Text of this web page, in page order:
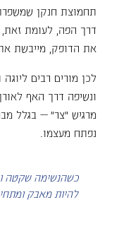
תחמוצת חנקן
דרך הפה, לעומת
את הדופק, מייבשת את
לכן מורים רבים
ונשיפה דרך האף
מרגיש "צר" — בגלל
נפתח מעצמו.
כשהנשימה שקטה
להיות מאבק